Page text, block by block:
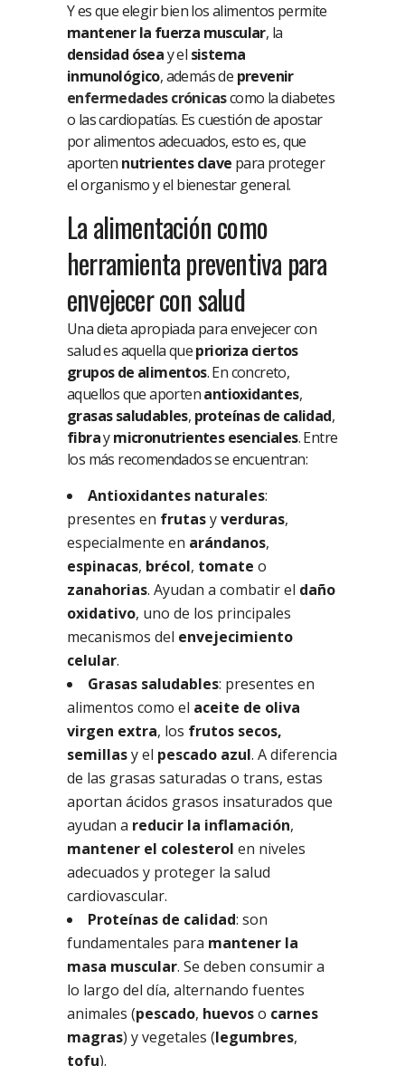
Y es que elegir bien los alimentos permite
mantener la fuerza muscular, la
densidad óseay el sistema
inmunológico, además de prevenir
enfermedades crónicascomo la diabetes
o las cardiopatías. Es cuestión de apostar
por alimentos adecuados, esto es, que
aporten nutrientes clave para proteger
el organismo y el bienestar general.
La alimentación como
herramienta preventiva para
envejecer con salud
Una dieta apropiada para envejecer con
salud es aquella queprioriza ciertos
grupos de alimentos. En concreto,
aquellos que aportenantioxidantes,
grasas saludables, proteínas de calidad,
fibraymicronutrientes esenciales. Entre
los más recomendados se encuentran:
Antioxidantes naturales:
presentes en frutasyverduras,
especialmente en arándanos,
espinacas, brécol, tomate o
zanahorias. Ayudan a combatir el daño
oxidativo, uno de los principales
mecanismos del envejecimiento
celular.
Grasas saludables: presentes en
alimentos como el aceite de oliva
virgen extra, los frutos secos,
semillasy el pescado azul. A diferencia
de las grasas saturadas o trans, estas
aportan ácidos grasos insaturados que
ayudan a reducir la inflamación,
mantener el colesterol en niveles
adecuados y proteger la salud
cardiovascular.
Proteínas de calidad: son
fundamentales para mantener la
masa muscular. Se deben consumir a
lo largo del día, alternando fuentes
animales (pescado, huevoso carnes
magras) y vegetales (legumbres,
tofu).